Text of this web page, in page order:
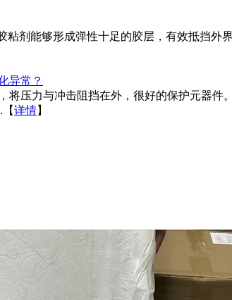
粘剂能够形成弹性十足的胶层，有效抵挡
异常？
将压力与冲击阻挡在外，很好的保护元器
【详情】